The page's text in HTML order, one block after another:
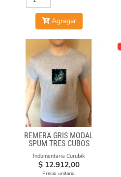
Agregar
REMERA GRIS MODAL
SPUM TRES CUBOS
Indumentaria Curubik
$ 12.912,00
Precio unitario.